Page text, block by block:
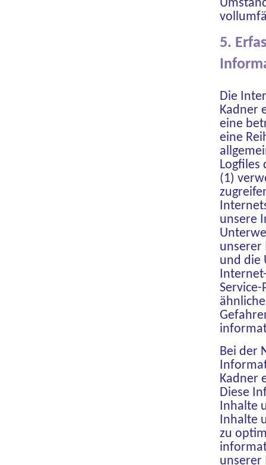
5.
Die
Kadner
eine
eine
Logfiles
(1)
unsere
unserer
und die
Bei der
Kadner
Diese
Inhalte
Inhalte
zu
unserer